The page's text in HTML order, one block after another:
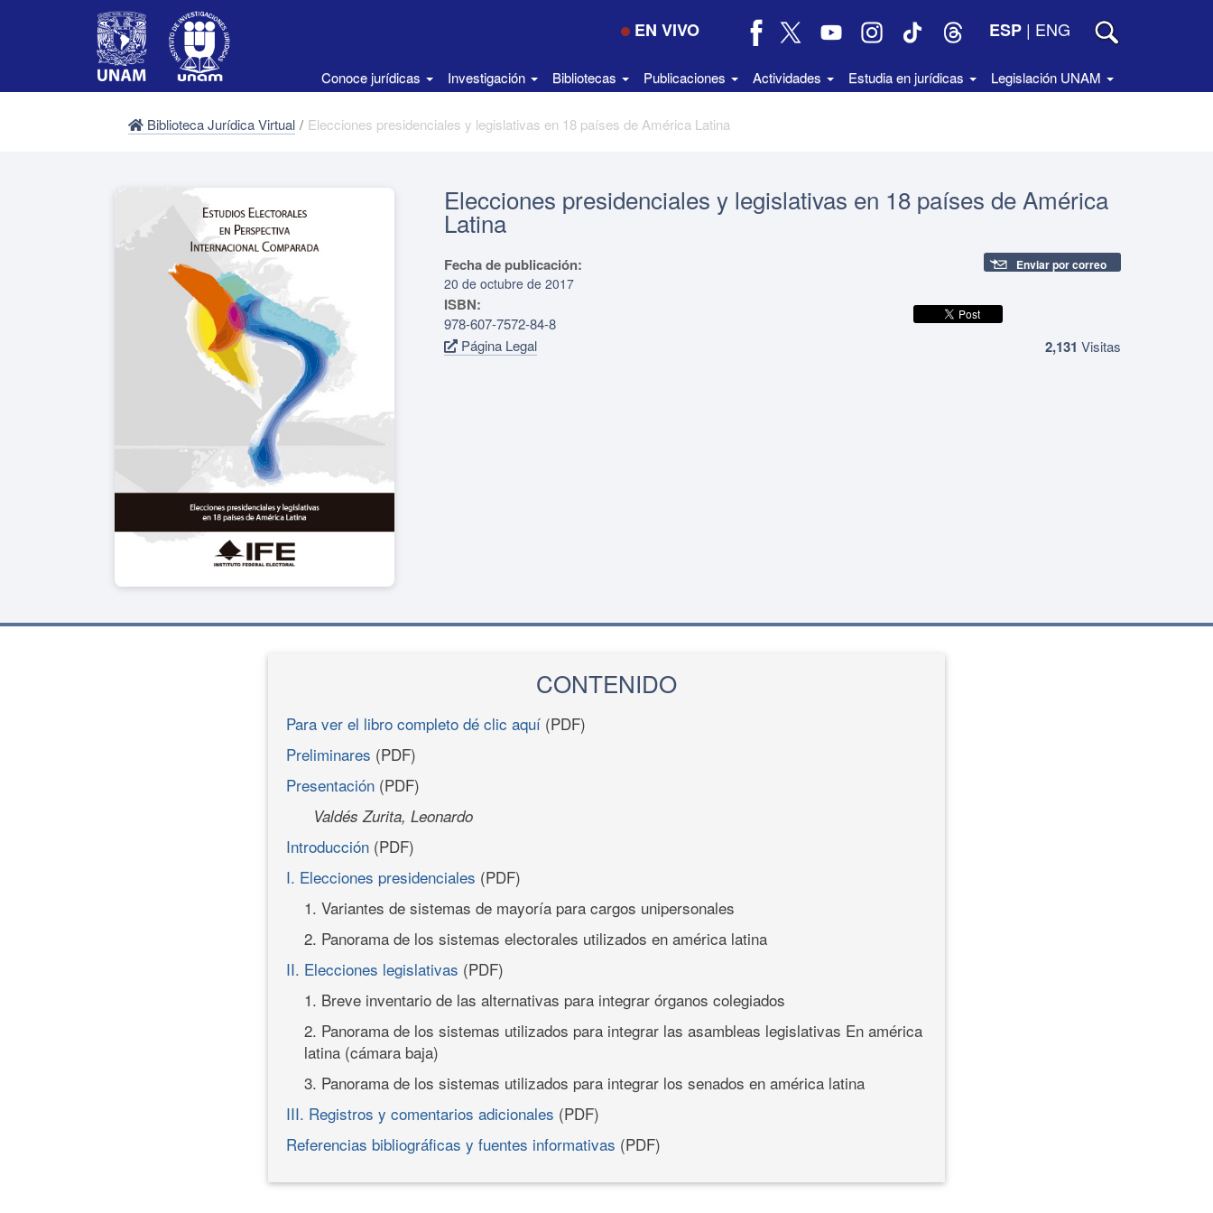
EN VIVO ESP | ENG
Conoce jurídicas Investigación Bibliotecas Publicaciones Actividades Estudia en jurídicas Legislación UNAM
Biblioteca Jurídica Virtual / Elecciones presidenciales y legislativas en 18 países de América Latina
Elecciones presidenciales y legislativas en 18 países de América
Latina
Fecha de publicación:
20 de octubre de 2017
ISBN:
978-607-7572-84-8
Página Legal
Enviar por correo
2,131 Visitas
CONTENIDO
Para ver el libro completo dé clic aquí (PDF)
Preliminares (PDF)
Presentación (PDF)
Valdés Zurita, Leonardo
Introducción (PDF)
I. Elecciones presidenciales (PDF)
1. Variantes de sistemas de mayoría para cargos unipersonales
2. Panorama de los sistemas electorales utilizados en américa latina
II. Elecciones legislativas (PDF)
1. Breve inventario de las alternativas para integrar órganos colegiados
2. Panorama de los sistemas utilizados para integrar las asambleas legislativas En américa
latina (cámara baja)
3. Panorama de los sistemas utilizados para integrar los senados en américa latina
III. Registros y comentarios adicionales (PDF)
Referencias bibliográficas y fuentes informativas (PDF)